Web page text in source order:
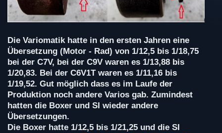
Die Variomatik hatte in den ersten Jahren eine
Übersetzung (Motor - Rad) von 1/12,5 bis 1/18,75
bei der C7V, bei der C9V waren es 1/13,88 bis
1/20,83. Bei der C6V1T waren es 1/11,16 bis
1/19,52. Gut möglich dass es im Laufe der
Produktion noch andere Varios gab. Zumindest
hatten die Boxer und SI wieder andere
Übersetzungen.
Die Boxer hatte 1/12,5 bis 1/21,25 und die SI